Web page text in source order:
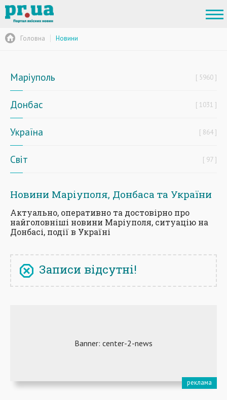
Головна Новини
Маріуполь 5960
Донбас 1031
Україна 864
Світ 97
Новини Маріуполя, Донбаса та України
Актуально, оперативно та достовірно про
найголовніші новини Маріуполя, ситуацію на
Донбасі, події в Україні
Записи відсутні!